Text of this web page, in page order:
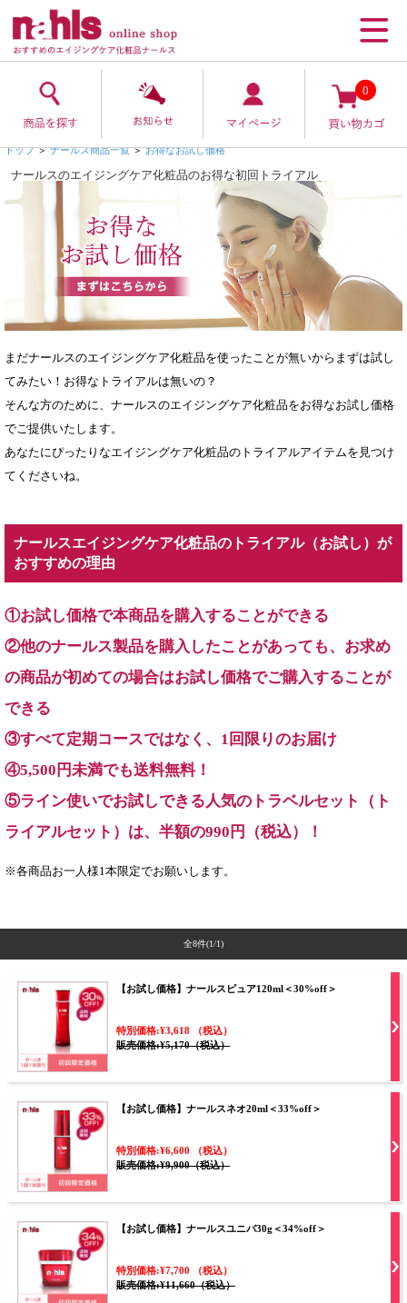
0
トップ ＞ ナールス商品一覧 ＞ お得なお試し価格
ナールスのエイジングケア化粧品のお得な初回トライアル
まだナールスのエイジングケア化粧品を使ったことが無いからまずは試し
てみたい！お得なトライアルは無いの？
そんな方のために、ナールスのエイジングケア化粧品をお得なお試し価格
でご提供いたします。
あなたにぴったりなエイジングケア化粧品のトライアルアイテムを見つけ
てくださいね。
ナールスエイジングケア化粧品のトライアル（お試し）が
おすすめの理由
①お試し価格で本商品を購入することができる
②他のナールス製品を購入したことがあっても、お求め
の商品が初めての場合はお試し価格でご購入することが
できる
③すべて定期コースではなく、1回限りのお届け
④5,500円未満でも送料無料！
⑤ライン使いでお試しできる人気のトラベルセット（ト
ライアルセット）は、半額の990円（税込）！
※各商品お一人様1本限定でお願いします。
全8件(1/1)
【お試し価格】ナールスピュア120ml＜30%off＞
特別価格:¥3,618 （税込）
販売価格:¥5,170（税込）
【お試し価格】ナールスネオ20ml＜33%off＞
特別価格:¥6,600 （税込）
販売価格:¥9,900（税込）
【お試し価格】ナールスユニバ30g＜34%off＞
特別価格:¥7,700 （税込）
販売価格:¥11,660（税込）